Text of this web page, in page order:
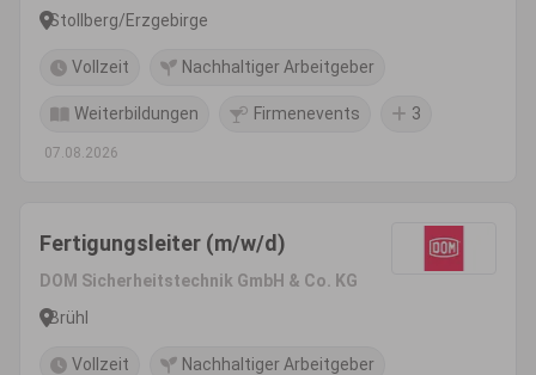
Stollberg/Erzgebirge
Vollzeit Nachhaltiger Arbeitgeber
Weiterbildungen Firmenevents 3
07.08.2026
Fertigungsleiter (m/w/d)
DOM Sicherheitstechnik GmbH & Co. KG
Brühl
Vollzeit Nachhaltiger Arbeitgeber